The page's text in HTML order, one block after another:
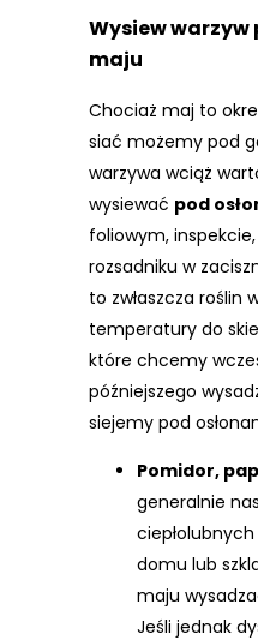
Wysiew warzyw
maju
Chociaż maj to
siać możemy pod
warzywa wciąż
wysiewać pod
foliowym,
rozsadniku w
to zwłaszcza roślin
temperatury do
które chcemy
późniejszego
siejemy pod
Pomidor,
generalnie
domu lub
maju
Jeśli jednak